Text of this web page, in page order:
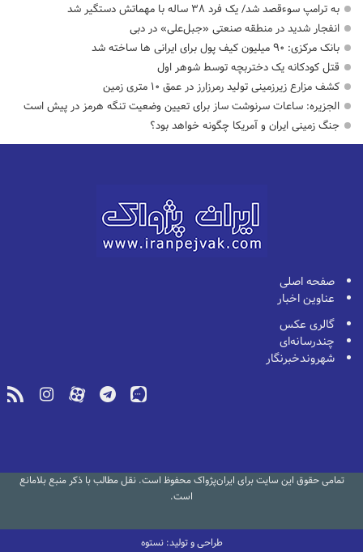
به ترامپ سوءقصد شد/ یک فرد ۳۸ ساله با مهماتش دستگیر شد
انفجار شدید در منطقه صنعتی «جبل‌علی» در دبی
بانک مرکزی: ۹۰ میلیون کیف پول برای ایرانی ها ساخته شد
قتل کودکانه یک دختربچه توسط شوهر اول
کشف مزارع زیرزمینی تولید رمرزارز در عمق ۱۰ متری زمین
الجزیره: ساعات سرنوشت ساز برای تعیین وضعیت تنگه هرمز در پیش است
جنگ زمینی ایران و آمریکا چگونه خواهد بود؟
صفحه اصلی
عناوین اخبار
گالری عکس
چندرسانه‌ای
شهروندخبرنگار
تمامی حقوق این سایت برای ایران‌پژواک محفوظ است. نقل مطالب با ذکر منبع بلامانع
است.
طراحی و تولید: نستوه